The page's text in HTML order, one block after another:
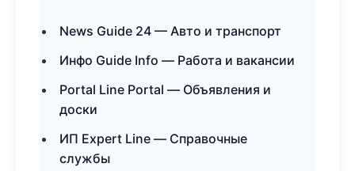
News Guide 24 — Авто и транспорт
Инфо Guide Info — Работа и вакансии
Portal Line Portal — Объявления и
доски
ИП Expert Line — Справочные
службы